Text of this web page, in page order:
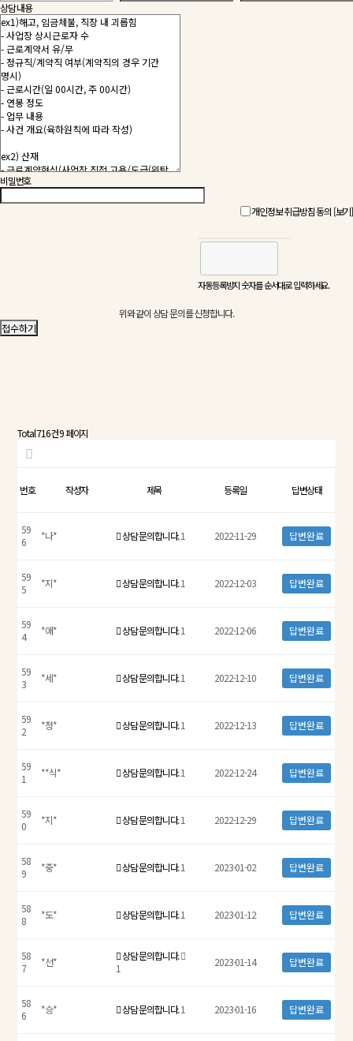
상담 내용
비밀번호
개인정보 취급방침 동의 [보기]
자동등록방지 숫자를 순서대로 입력하세요.
위와 같이 상담 문의를 신청합니다.
Total 716건9 페이지
번호 작성자 제목 등록일 답변상태
59
6
*나* 상담 문의합니다.1 2022-11-29 답변완료
59
5
*지* 상담 문의합니다.1 2022-12-03 답변완료
59
4
*애* 상담 문의합니다.1 2022-12-06 답변완료
59
3
*세* 상담 문의합니다.1 2022-12-10 답변완료
59
2
*정* 상담 문의합니다.1 2022-12-13 답변완료
59
1
**식* 상담 문의합니다.1 2022-12-24 답변완료
59
0
*지* 상담 문의합니다.1 2022-12-29 답변완료
58
9
*중* 상담 문의합니다.1 2023-01-02 답변완료
58
8
*도* 상담 문의합니다.1 2023-01-12 답변완료
58
7
*선*
상담 문의합니다.
1
2023-01-14 답변완료
58
6
*승* 상담 문의합니다.1 2023-01-16 답변완료